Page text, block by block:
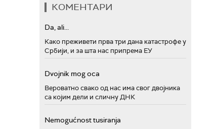
КОМЕНТАРИ
Da, ali...
Како преживети прва три дана катастрофе у
Србији, и за шта нас припрема ЕУ
Dvojnik mog oca
Вероватно свако од нас има свог двојника
са којим дели и сличну ДНК
Nemogućnost tusiranja